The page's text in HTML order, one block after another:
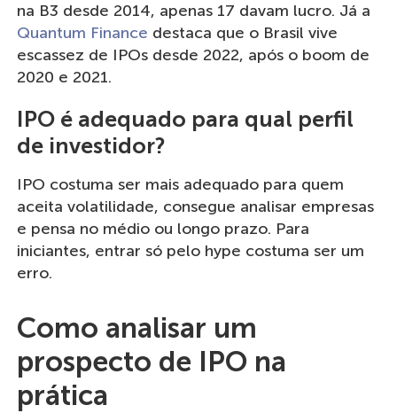
na B3 desde 2014, apenas 17 davam lucro. Já a
Quantum Finance destaca que o Brasil vive
escassez de IPOs desde 2022, após o boom de
2020 e 2021.
IPO é adequado para qual perfil
de investidor?
IPO costuma ser mais adequado para quem
aceita volatilidade, consegue analisar empresas
e pensa no médio ou longo prazo. Para
iniciantes, entrar só pelo hype costuma ser um
erro.
Como analisar um
prospecto de IPO na
prática